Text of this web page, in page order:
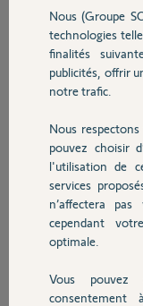
Sécurité
Domotique
Chauffage
Autres produits
Devis avec un
lorsque j’entre mon
compte et vice versa
Pouvez-vous
Mon PIN : 2051-5439-
Merci,
Isabelle L.
il y a plus d'un an
Réponses
Nous (Groupe
technologies
finalités
publicités, offrir
notre trafic.
Nous
pouvez choisir
l'utilisation de
services
n’affectera
cependant
optimale.
Vous